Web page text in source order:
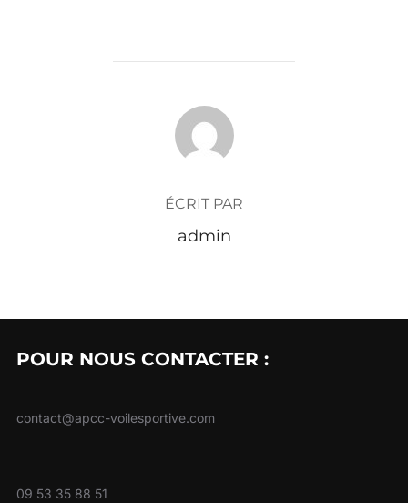
AUTEUR DE LA PUBLICATION
ÉCRIT PAR
admin
POUR NOUS CONTACTER :
contact@apcc-voilesportive.com
09 53 35 88 51